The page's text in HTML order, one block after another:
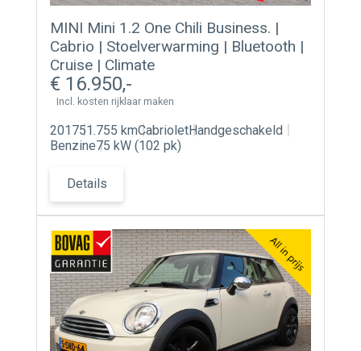
MINI Mini 1.2 One Chili Business. |
Cabrio | Stoelverwarming | Bluetooth |
Cruise | Climate
16.950
Incl. kosten rijklaar maken
201751.755 kmCabrioletHandgeschakeld
Benzine75 kW (102 pk)
Details